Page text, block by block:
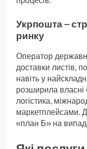
Укрпошта –
ринку
Оператор
доставки листів,
навіть у
розширила власні
логістика,
маркетплейсами.
«план Б» на